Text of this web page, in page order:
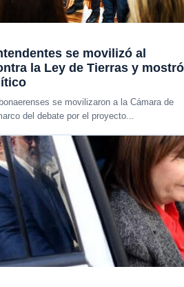
se movilizó al
la Ley de Tierras y mostró
se movilizaron a la Cámara de
del debate por el proyecto...